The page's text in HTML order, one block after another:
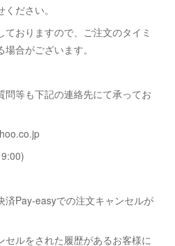
ださい。
ておりますので、ご注文のタイミ
合がございます。
問等も下記の連絡先にて承ってお
済Pay-easyでの注文キャンセルが
セルをされた履歴があるお客様に